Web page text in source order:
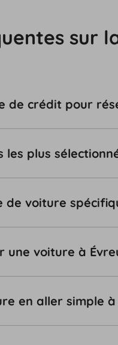
sur
de crédit pour
les plus
de voiture
une voiture à
en aller simple à